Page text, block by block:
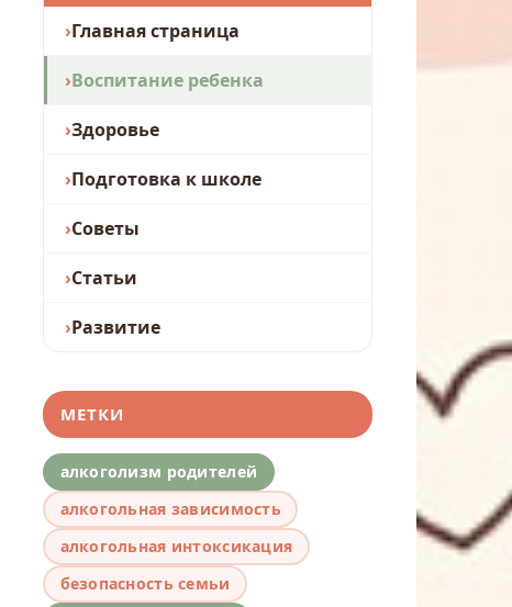
Главная страница
Воспитание ребенка
Здоровье
Подготовка к школе
Советы
Статьи
Развитие
МЕТКИ
алкоголизм родителей
алкогольная зависимость
алкогольная интоксикация
безопасность семьи